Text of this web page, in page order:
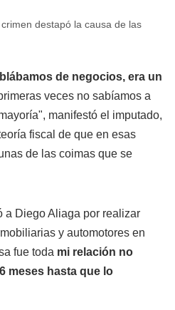
destapó la causa de las
de negocios, era un
veces no sabíamos a
manifestó el imputado,
fiscal de que en esas
de las coimas que se
a Diego Aliaga por realizar
y automotores en
fue toda mi relación no
meses hasta que lo